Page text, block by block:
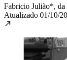
Fabricio Julião*,
Atualizado 01/10/